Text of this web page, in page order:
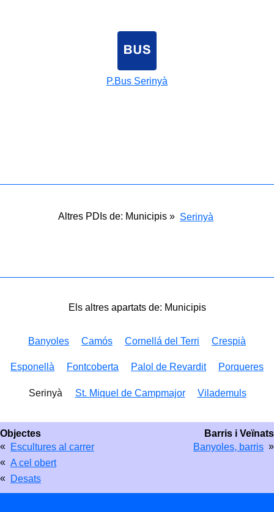
P.Bus Serinyà
Altres PDIs de: Municipis » Serinyà
Els altres apartats de: Municipis
Banyoles Camós Cornellá del Terri Crespià
Esponellà Fontcoberta Palol de Revardit Porqueres
Serinyà St. Miquel de Campmajor Vilademuls
Barris i Veïnats
Banyoles, barris »
Objectes
« Escultures al carrer
« A cel obert
« Desats